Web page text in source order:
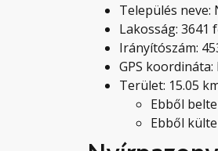
Település neve:
Lakosság: 3641
Irányítószám:
GPS koordináta:
Terület: 15.05
Ebből
Ebből